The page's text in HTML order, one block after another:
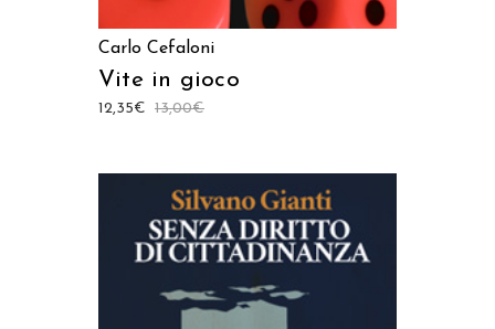
Carlo Cefaloni
Vite in gioco
13,00€
12,35€